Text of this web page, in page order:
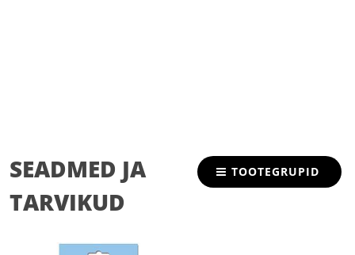
TOOTEGRUPID
SEADMED JA
TARVIKUD